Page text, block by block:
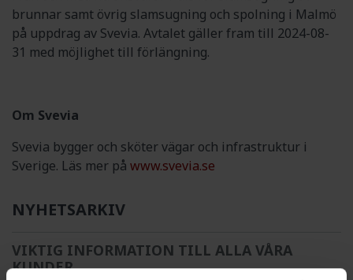
brunnar samt övrig slamsugning och spolning i Malmö
på uppdrag av Svevia. Avtalet gäller fram till 2024-08-
31 med möjlighet till förlängning.
Om Svevia
Svevia bygger och sköter vägar och infrastruktur i
Sverige. Läs mer på www.svevia.se
NYHETSARKIV
VIKTIG INFORMATION TILL ALLA VÅRA
KUNDER